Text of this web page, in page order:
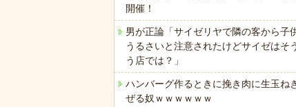
開催！
男が正論「サイゼリヤで隣の客から子
うるさいと注意されたけどサイゼはそ
う店では？」
ハンバーグ作るときに挽き肉に生玉ね
ぜる奴ｗｗｗｗｗｗ